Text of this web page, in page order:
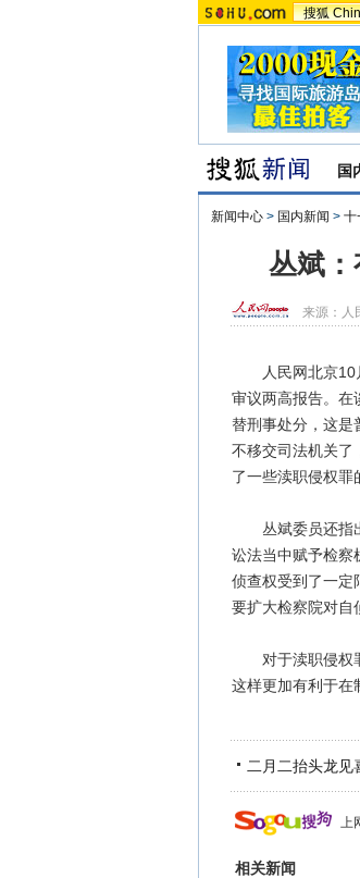
搜狐
国
新闻中心 > 国内新闻 > 十
丛斌
来源： 人
人民网北京10月
审议两高报告。在
替刑事处分，这是
不移交司法机关了
了一些渎职侵权罪
丛斌委员还指出
讼法当中赋予检察
侦查权受到了一定
要扩大检察院对自
对于渎职侵权罪
这样更加有利于在
二月二抬头龙见
上
相关新闻